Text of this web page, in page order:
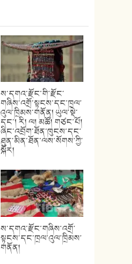
ས་དགའ་རྫོང་གི་རྫོང་
གཞིས་འགྲོ་སྟངས་དང་ཁྲལ་
འུལ་ཁྲིམས་གནོན། ཡུལ་སྡེ་
དང་། རི། ལ། མཚོ། གཙང་པོ།
ཞིང་འབྲོག་ཐོན་ཁུངས་དང་
ཐུན་མིན་ཐོན་ལས་སོགས་ཀྱི་
སྐོར།
ས་དགའ་རྫོང་གཞིས་འགྲོ་
སྟངས་དང་ཁྲལ་འུལ་ཁྲིམས་
གནོན།